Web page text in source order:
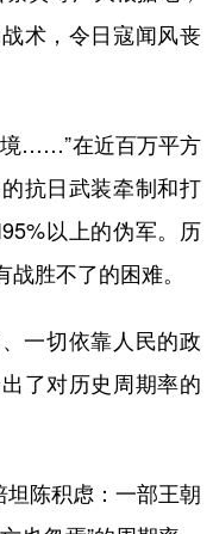
术，令日寇闻风丧
……”在近百万平方
抗日武装牵制和打
以上的伪军。历
胜不了的困难。
一切依靠人民的政
了对历史周期率的
陈积虑：一部王朝